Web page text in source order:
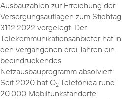
Ausbauzahlen zur Erreichung der
Versorgungsauflagen zum Stichtag
31.12.2022 vorgelegt. Der
Telekommunikationsanbieter hat in
den vergangenen drei Jahren ein
beeindruckendes
Netzausbauprogramm absolviert:
Seit 2020 hat O2Telefónica rund
20.000 Mobilfunkstandorte